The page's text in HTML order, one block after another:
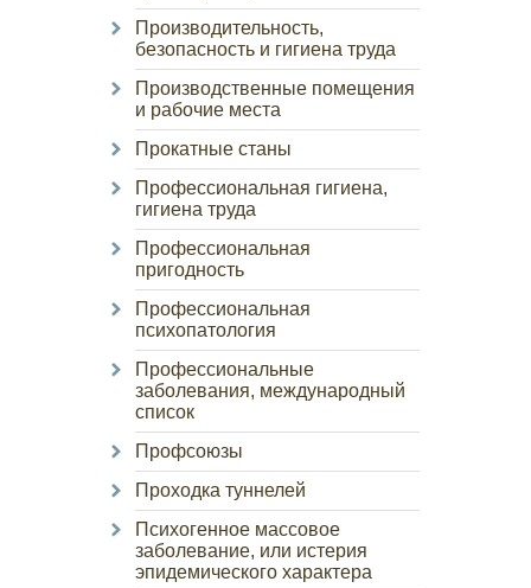
Производительность,
безопасность и гигиена труда
Производственные помещения
и рабочие места
Прокатные станы
Профессиональная гигиена,
гигиена труда
Профессиональная
пригодность
Профессиональная
психопатология
Профессиональные
заболевания, международный
список
Профсоюзы
Проходка туннелей
Психогенное массовое
заболевание, или истерия
эпидемического характера